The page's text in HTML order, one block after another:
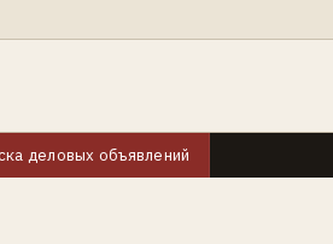
деловых объявлений